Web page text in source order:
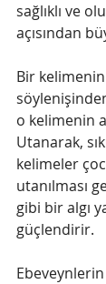
sağlıklı ve
açısından
Bir
o kelimenin
Utanarak,
kelimeler
utanılması
gibi bir algı
güçlendirir.